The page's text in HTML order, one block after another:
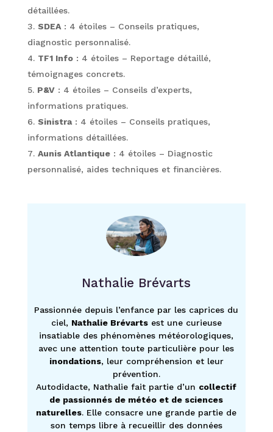
détaillées.
SDEA: 4 étoiles – Conseils pratiques,
diagnostic personnalisé.
TF1 Info: 4 étoiles – Reportage détaillé,
témoignages concrets.
P&V: 4 étoiles – Conseils d’experts,
informations pratiques.
Sinistra: 4 étoiles – Conseils pratiques,
informations détaillées.
Aunis Atlantique: 4 étoiles – Diagnostic
personnalisé, aides techniques et financières.
Nathalie Brévarts
Passionnée depuis l’enfance par les caprices du
ciel, Nathalie Brévartsest une curieuse
insatiable des phénomènes météorologiques,
avec une attention toute particulière pour les
inondations, leur compréhension et leur
prévention.
Autodidacte, Nathalie fait partie d’un collectif
de passionnés de météo et de sciences
naturelles. Elle consacre une grande partie de
son temps libre à recueillir des données